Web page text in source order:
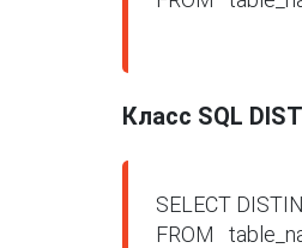
Класс SQL
SELECT
FROM